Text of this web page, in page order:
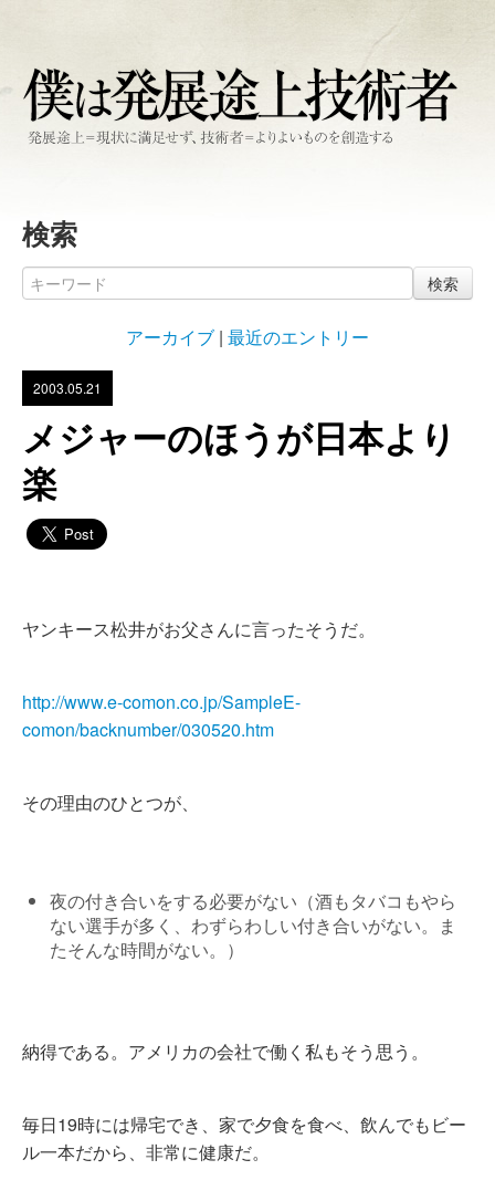
検索
検索
アーカイブ | 最近のエントリー
2003.05.21
メジャーのほうが日本より
楽
ヤンキース松井がお父さんに言ったそうだ。
http://www.e-comon.co.jp/SampleE-
comon/backnumber/030520.htm
その理由のひとつが、
夜の付き合いをする必要がない（酒もタバコもやら
ない選手が多く、わずらわしい付き合いがない。ま
たそんな時間がない。）
納得である。アメリカの会社で働く私もそう思う。
毎日19時には帰宅でき、家で夕食を食べ、飲んでもビー
ル一本だから、非常に健康だ。